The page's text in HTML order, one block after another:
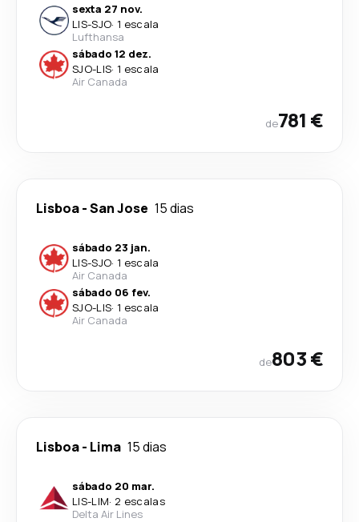
sexta 27 nov.
LIS-SJO· 1 escala
Lufthansa
sábado 12 dez.
SJO-LIS· 1 escala
Air Canada
de781 €
Lisboa-San Jose 15 dias
sábado 23 jan.
LIS-SJO· 1 escala
Air Canada
sábado 06 fev.
SJO-LIS· 1 escala
Air Canada
de803 €
Lisboa- Lima 15 dias
sábado 20 mar.
LIS-LIM· 2 escalas
Delta Air Lines